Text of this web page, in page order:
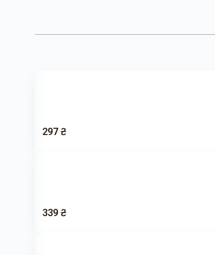
297 ₴
339 ₴